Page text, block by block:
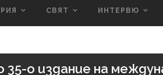
СВЯТ ИНТЕРВЮ
о издание на